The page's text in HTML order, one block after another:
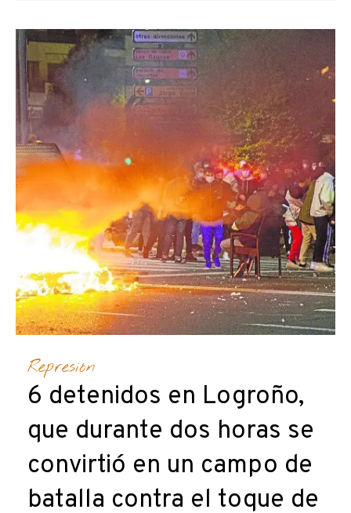
Represión
6 detenidos en Logroño,
que durante dos horas se
convirtió en un campo de
batalla contra el toque de